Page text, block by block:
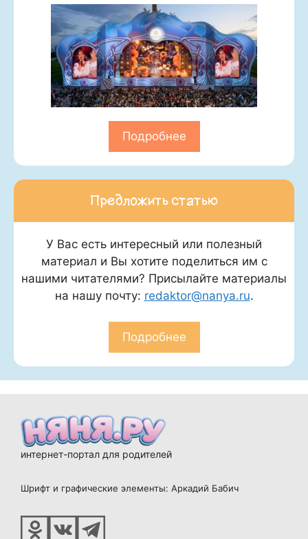
Подробнее
Предложить статью
У Вас есть интересный или полезный
материал и Вы хотите поделиться им с
нашими читателями? Присылайте материалы
на нашу почту: redaktor@nanya.ru.
Подробнее
интернет-портал для родителей
Шрифт и графические элементы: Аркадий Бабич